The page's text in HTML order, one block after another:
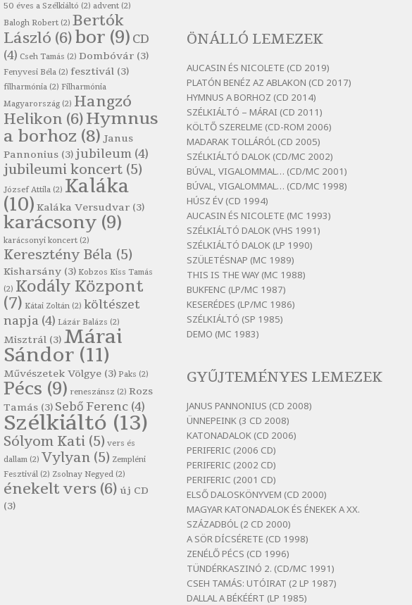
Szélkiáltó
lélegzetvételnyi csöndben
Szélkiáltó
Bertók László: Az arcodra, ha
nem vigyázol
Szélkiáltó
Bertók László: Dinnye Döme
Szélkiáltó
Bertók László: Diófa-levélen
Szélkiáltó
Bertók László: El-elképzelem a
falansztert
Szélkiáltó
Bertók László: Elmenni kevés,
itt maradni sok
Szélkiáltó
Bertók László: Mintha már
pénteken vasárnap
Bertók László: Ó, az a hol volt
Szélkiáltó
Bertók László: Sárga őszi vers
Szélkiáltó
Bertók László: Vásáros
Szélkiáltó
Bertók László: Vizibolt
Szélkiáltó
Bornemissza Endre: Szitakötő
Szélkiáltó
Detlev von Liliencron:
Bölcsődal
ÖNÁLLÓ LEMEZEK
AUCASIN ÉS NICOLETE (CD 2019)
PLATÓN BENÉZ AZ ABLAKON (CD 2017)
HYMNUS A BORHOZ (CD 2014)
SZÉLKIÁLTÓ – MÁRAI (CD 2011)
KÖLTŐ SZERELME (CD-ROM 2006)
MADARAK TOLLÁRÓL (CD 2005)
SZÉLKIÁLTÓ DALOK (CD/MC 2002)
BÚVAL, VIGALOMMAL… (CD/MC 2001)
BÚVAL, VIGALOMMAL… (CD/MC 1998)
HÚSZ ÉV (CD 1994)
AUCASIN ÉS NICOLETE (MC 1993)
SZÉLKIÁLTÓ DALOK (VHS 1991)
SZÉLKIÁLTÓ DALOK (LP 1990)
SZÜLETÉSNAP (MC 1989)
THIS IS THE WAY (MC 1988)
BUKFENC (LP/MC 1987)
KESERÉDES (LP/MC 1986)
SZÉLKIÁLTÓ (SP 1985)
DEMO (MC 1983)
GYŰJTEMÉNYES LEMEZEK
JANUS PANNONIUS (CD 2008)
ÜNNEPEINK (3 CD 2008)
KATONADALOK (CD 2006)
PERIFERIC (2006 CD)
PERIFERIC (2002 CD)
PERIFERIC (2001 CD)
ELSŐ DALOSKÖNYVEM (CD 2000)
MAGYAR KATONADALOK ÉS ÉNEKEK A XX.
SZÁZADBÓL (2 CD 2000)
A SÖR DÍCSÉRETE (CD 1998)
ZENÉLŐ PÉCS (CD 1996)
TÜNDÉRKASZINÓ 2. (CD/MC 1991)
CSEH TAMÁS: UTÓIRAT (2 LP 1987)
DALLAL A BÉKÉÉRT (LP 1985)
50 éves a Szélkiáltó (2) advent (2)
Balogh Robert (2) Bertók
László (6)bor (9) CD
(4) Cseh Tamás (2) Dombóvár (3)
Fenyvesi Béla (2) fesztivál (3)
filharmónia (2) Filharmónia
Magyarország (2) Hangzó
Helikon (6)Hymnus
a borhoz (8) Janus
Pannonius (3)jubileum (4)
jubileumi koncert (5)
József Attila (2) Kaláka
(10) Kaláka Versudvar (3)
karácsony (9)
karácsonyi koncert (2)
Keresztény Béla (5)
Kisharsány (3) Kobzos Kiss Tamás
(2) Kodály Központ
(7) Kátai Zoltán (2) költészet
napja (4) Lázár Balázs (2)
Misztrál (3) Márai
Sándor (11)
Művészetek Völgye (3) Paks (2)
Pécs (9) reneszánsz (2) Rozs
Tamás (3) Sebő Ferenc (4)
Szélkiáltó (13)
Sólyom Kati (5) vers és
dallam (2) Vylyan (5) Zempléni
Fesztivál (2) Zsolnay Negyed (2)
énekelt vers (6) új CD
(3)